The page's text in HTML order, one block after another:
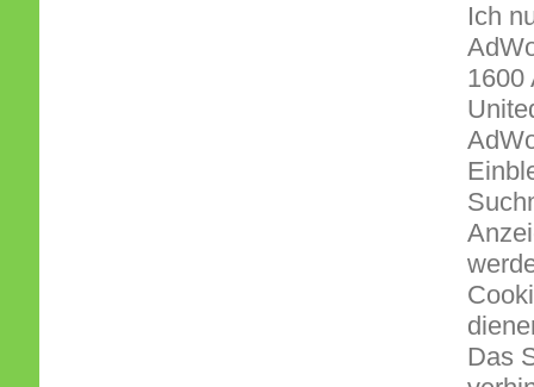
Ich
1600
Das